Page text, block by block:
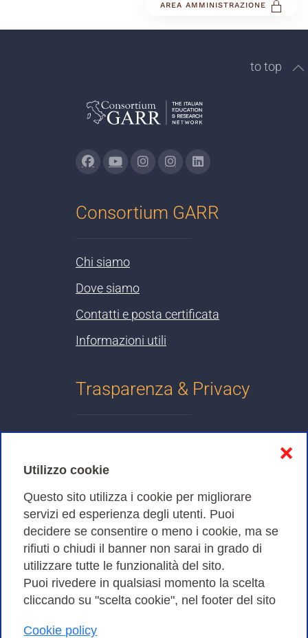
Utilizzo cookie
Questo sito utilizza i cookie per migliorare
servizi ed esperienza degli utenti. Puoi
decidere se consentire o meno i cookie, ma se
rifiuti o chiudi il banner non sarai in grado di
utilizzare tutte le funzionalità del sito.
Puoi rivedere in qualsiasi momento la scelta
cliccando su "scelta cookie", nel footer del sito
Cookie policy
❌
AREA AMMINISTRAZIONE
to top
Consortium GARR
Chi siamo
Dove siamo
Contatti e posta certificata
Informazioni utili
Trasparenza & Privacy
Cookies Policy
Amministrazione trasparente
Bandi di Gara
Consortium GARR - Via dei Tizii, 6 - 00185 Roma | Tel.
| CF 97284570583 – PI 07577141000 | Codice